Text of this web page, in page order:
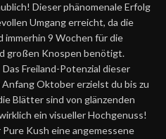
Dieser phänomenale Erfolg
Umgang erreicht, da die
immerhin 9 Wochen für die
großen Knospen benötigt.
Freiland-Potenzial dieser
Oktober erzielst du bis zu
Blätter sind von glänzenden
ein visueller Hochgenuss!
Kush eine angemessene